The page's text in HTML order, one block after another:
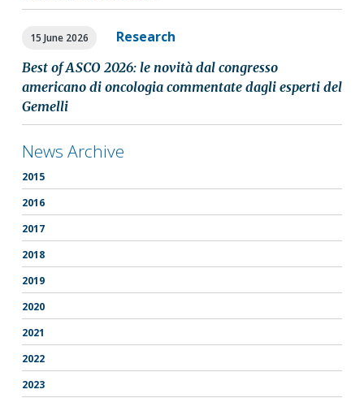
15 June 2026 Research
Best of ASCO 2026: le novità dal congresso
americano di oncologia commentate dagli esperti del
Gemelli
News Archive
2015
2016
2017
2018
2019
2020
2021
2022
2023